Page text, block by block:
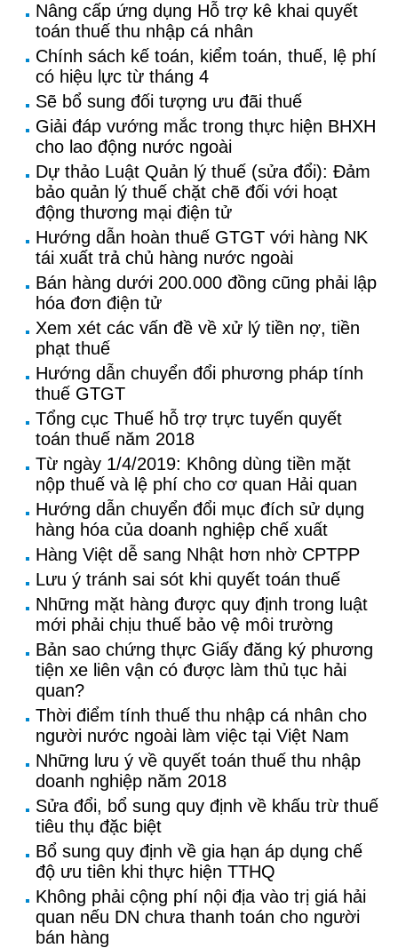
Nâng cấp ứng dụng Hỗ trợ kê khai quyết
toán thuế thu nhập cá nhân
Chính sách kế toán, kiểm toán, thuế, lệ phí
có hiệu lực từ tháng 4
Sẽ bổ sung đối tượng ưu đãi thuế
Giải đáp vướng mắc trong thực hiện BHXH
cho lao động nước ngoài
Dự thảo Luật Quản lý thuế (sửa đổi): Đảm
bảo quản lý thuế chặt chẽ đối với hoạt
động thương mại điện tử
Hướng dẫn hoàn thuế GTGT với hàng NK
tái xuất trả chủ hàng nước ngoài
Bán hàng dưới 200.000 đồng cũng phải lập
hóa đơn điện tử
Xem xét các vấn đề về xử lý tiền nợ, tiền
phạt thuế
Hướng dẫn chuyển đổi phương pháp tính
thuế GTGT
Tổng cục Thuế hỗ trợ trực tuyến quyết
toán thuế năm 2018
Từ ngày 1/4/2019: Không dùng tiền mặt
nộp thuế và lệ phí cho cơ quan Hải quan
Hướng dẫn chuyển đổi mục đích sử dụng
hàng hóa của doanh nghiệp chế xuất
Hàng Việt dễ sang Nhật hơn nhờ CPTPP
Lưu ý tránh sai sót khi quyết toán thuế
Những mặt hàng được quy định trong luật
mới phải chịu thuế bảo vệ môi trường
Bản sao chứng thực Giấy đăng ký phương
tiện xe liên vận có được làm thủ tục hải
quan?
Thời điểm tính thuế thu nhập cá nhân cho
người nước ngoài làm việc tại Việt Nam
Những lưu ý về quyết toán thuế thu nhập
doanh nghiệp năm 2018
Sửa đổi, bổ sung quy định về khấu trừ thuế
tiêu thụ đặc biệt
Bổ sung quy định về gia hạn áp dụng chế
độ ưu tiên khi thực hiện TTHQ
Không phải cộng phí nội địa vào trị giá hải
quan nếu DN chưa thanh toán cho người
bán hàng